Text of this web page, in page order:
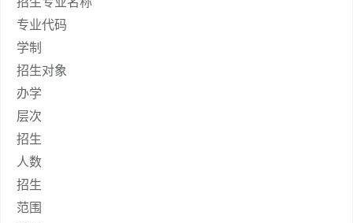
专业代码
学制
招生对象
办学
层次
招生
人数
招生
范围